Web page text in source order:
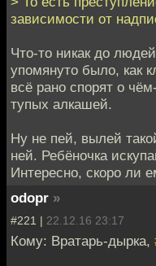
зависимости от
Что-то никак до
упомянуто было, как
всё рано спорят о
тупых алкашей.
Ну не пей, вылей
ней. Ребёночка
Интересно, скоро ли
odopr »
#221 | 22.12.16 23:17
Кому: Вратарь-дырка,